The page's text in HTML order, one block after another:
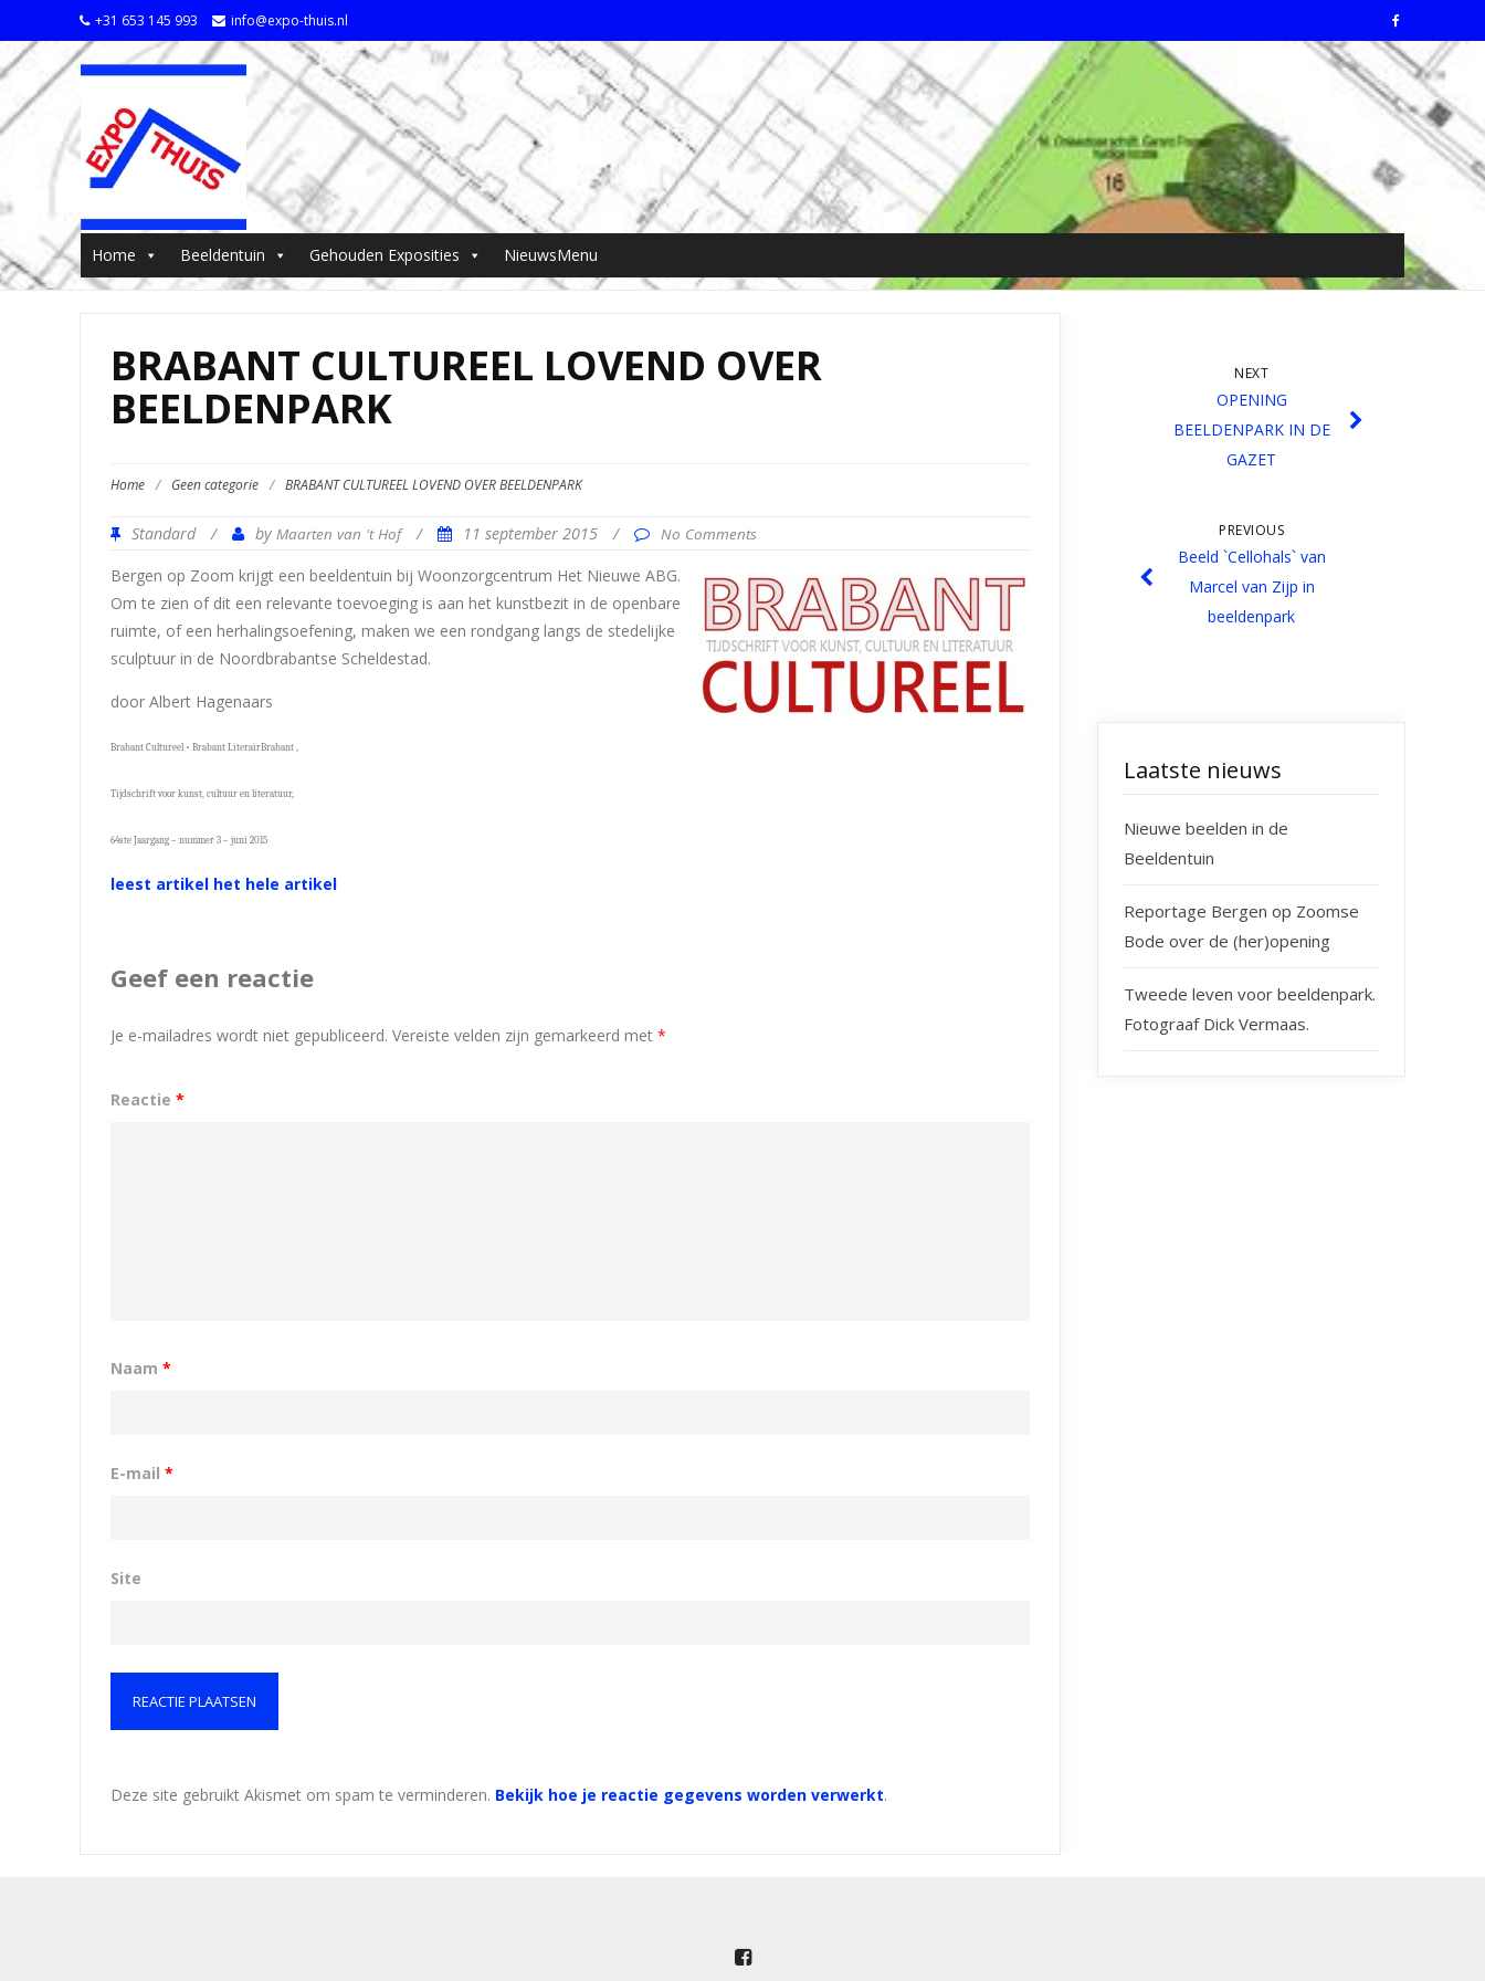
+31 653 145 993 info@expo-thuis.nl
Home Beeldentuin Gehouden Exposities NieuwsMenu
BRABANT CULTUREEL LOVEND OVER
BEELDENPARK
Home / Geen categorie / BRABANT CULTUREEL LOVEND OVER BEELDENPARK
Standard / by Maarten van 't Hof / 11 september 2015 / No Comments
Bergen op Zoom krijgt een beeldentuin bij Woonzorgcentrum Het Nieuwe ABG.
Om te zien of dit een relevante toevoeging is aan het kunstbezit in de openbare
ruimte, of een herhalingsoefening, maken we een rondgang langs de stedelijke
sculptuur in de Noordbrabantse Scheldestad.
door Albert Hagenaars
Brabant Cultureel • Brabant LiterairBrabant ,
Tijdschrift voor kunst, cultuur en literatuur,
64ste Jaargang – nummer 3 – juni 2015
leest artikel het hele artikel
Geef een reactie
Je e-mailadres wordt niet gepubliceerd. Vereiste velden zijn gemarkeerd met *
Reactie *
Naam *
E-mail *
Site
Deze site gebruikt Akismet om spam te verminderen. Bekijk hoe je reactie gegevens worden verwerkt.
NEXT
OPENING
BEELDENPARK IN DE
GAZET
PREVIOUS
Beeld `Cellohals` van
Marcel van Zijp in
beeldenpark
Laatste nieuws
Nieuwe beelden in de
Beeldentuin
Reportage Bergen op Zoomse
Bode over de (her)opening
Tweede leven voor beeldenpark.
Fotograaf Dick Vermaas.